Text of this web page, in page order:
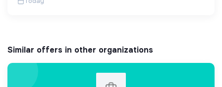
Similar offers in other organizations